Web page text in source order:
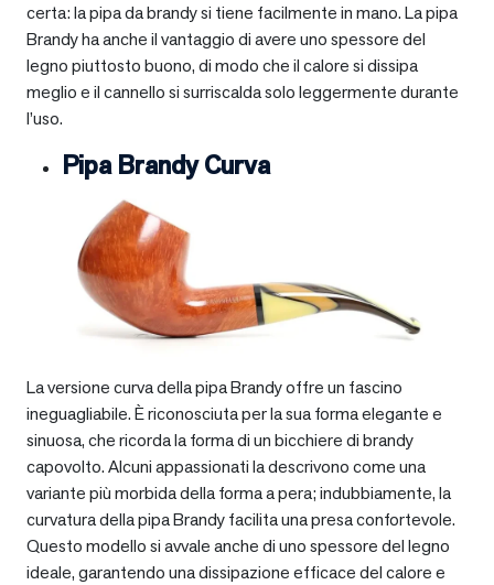
certa: la pipa da brandy si tiene facilmente in mano. La pipa
Brandy ha anche il vantaggio di avere uno spessore del
legno piuttosto buono, di modo che il calore si dissipa
meglio e il cannello si surriscalda solo leggermente durante
l’uso.
Pipa Brandy Curva
La versione curva della pipa Brandy offre un fascino
ineguagliabile. È riconosciuta per la sua forma elegante e
sinuosa, che ricorda la forma di un bicchiere di brandy
capovolto. Alcuni appassionati la descrivono come una
variante più morbida della forma a pera; indubbiamente, la
curvatura della pipa Brandy facilita una presa confortevole.
Questo modello si avvale anche di uno spessore del legno
ideale, garantendo una dissipazione efficace del calore e